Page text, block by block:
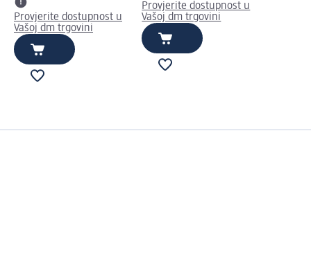
Provjerite dostupnost u
Vašoj dm trgovini
Provjerite dostupnost u
Vašoj dm trgovini